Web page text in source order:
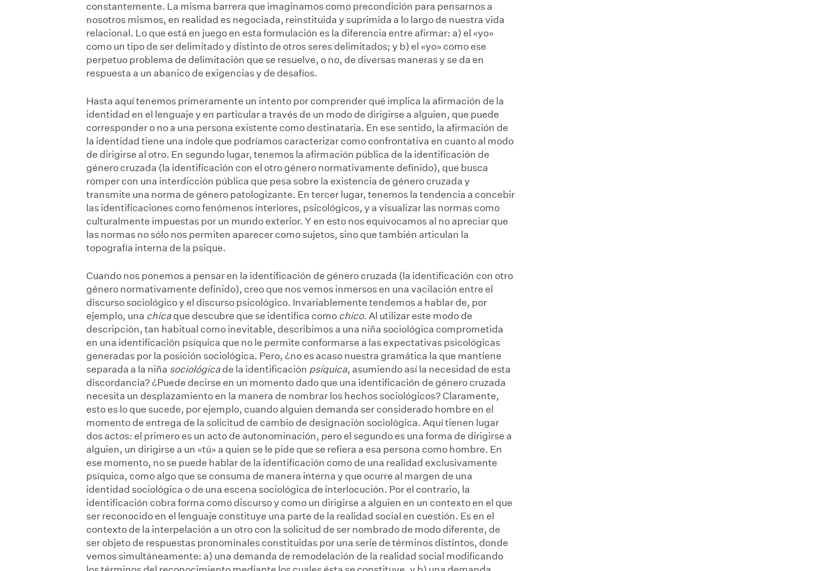
constantemente. La misma barrera que imaginamos como precondición para pensarnos a
nosotros mismos, en realidad es negociada, reinstituida y suprimida a lo largo de nuestra vida
relacional. Lo que está en juego en esta formulación es la diferencia entre afirmar: a) el «yo»
como un tipo de ser delimitado y distinto de otros seres delimitados; y b) el «yo» como ese
perpetuo problema de delimitación que se resuelve, o no, de diversas maneras y se da en
respuesta a un abanico de exigencias y de desafíos.
Hasta aquí tenemos primeramente un intento por comprender qué implica la afirmación de la
identidad en el lenguaje y en particular a través de un modo de dirigirse a alguien, que puede
corresponder o no a una persona existente como destinataria. En ese sentido, la afirmación de
la identidad tiene una índole que podríamos caracterizar como confrontativa en cuanto al modo
de dirigirse al otro. En segundo lugar, tenemos la afirmación pública de la identificación de
género cruzada (la identificación con el otro género normativamente definido), que busca
romper con una interdicción pública que pesa sobre la existencia de género cruzada y
transmite una norma de género patologizante. En tercer lugar, tenemos la tendencia a concebir
las identificaciones como fenómenos interiores, psicológicos, y a visualizar las normas como
culturalmente impuestas por un mundo exterior. Y en esto nos equivocamos al no apreciar que
las normas no sólo nos permiten aparecer como sujetos, sino que también articulan la
topografía interna de la psique.
Cuando nos ponemos a pensar en la identificación de género cruzada (la identificación con otro
género normativamente definido), creo que nos vemos inmersos en una vacilación entre el
discurso sociológico y el discurso psicológico. Invariablemente tendemos a hablar de, por
ejemplo, una chica que descubre que se identifica como chico. Al utilizar este modo de
descripción, tan habitual como inevitable, describimos a una niña sociológica comprometida
en una identificación psíquica que no le permite conformarse a las expectativas psicológicas
generadas por la posición sociológica. Pero, ¿no es acaso nuestra gramática la que mantiene
separada a la niña sociológica de la identificación psíquica, asumiendo así la necesidad de esta
discordancia? ¿Puede decirse en un momento dado que una identificación de género cruzada
necesita un desplazamiento en la manera de nombrar los hechos sociológicos? Claramente,
esto es lo que sucede, por ejemplo, cuando alguien demanda ser considerado hombre en el
momento de entrega de la solicitud de cambio de designación sociológica. Aquí tienen lugar
dos actos: el primero es un acto de autonominación, pero el segundo es una forma de dirigirse a
alguien, un dirigirse a un «tú» a quien se le pide que se refiera a esa persona como hombre. En
ese momento, no se puede hablar de la identificación como de una realidad exclusivamente
psíquica, como algo que se consuma de manera interna y que ocurre al margen de una
identidad sociológica o de una escena sociológica de interlocución. Por el contrario, la
identificación cobra forma como discurso y como un dirigirse a alguien en un contexto en el que
ser reconocido en el lenguaje constituye una parte de la realidad social en cuestión. Es en el
contexto de la interpelación a un otro con la solicitud de ser nombrado de modo diferente, de
ser objeto de respuestas pronominales constituidas por una serie de términos distintos, donde
vemos simultáneamente: a) una demanda de remodelación de la realidad social modificando